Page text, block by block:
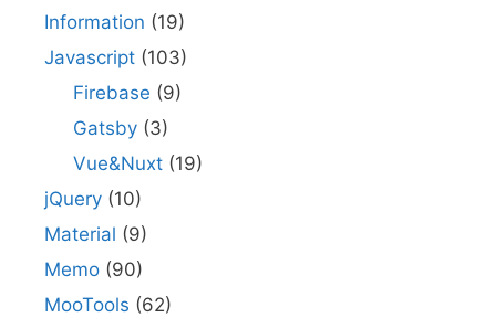
Information (19)
Javascript (103)
Firebase (9)
Gatsby(3)
Vue&Nuxt(19)
jQuery (10)
Material (9)
Memo (90)
MooTools (62)